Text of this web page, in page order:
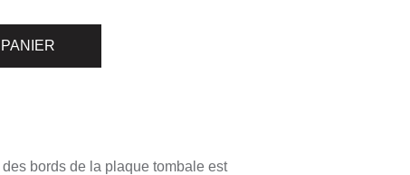
bords de la plaque tombale est